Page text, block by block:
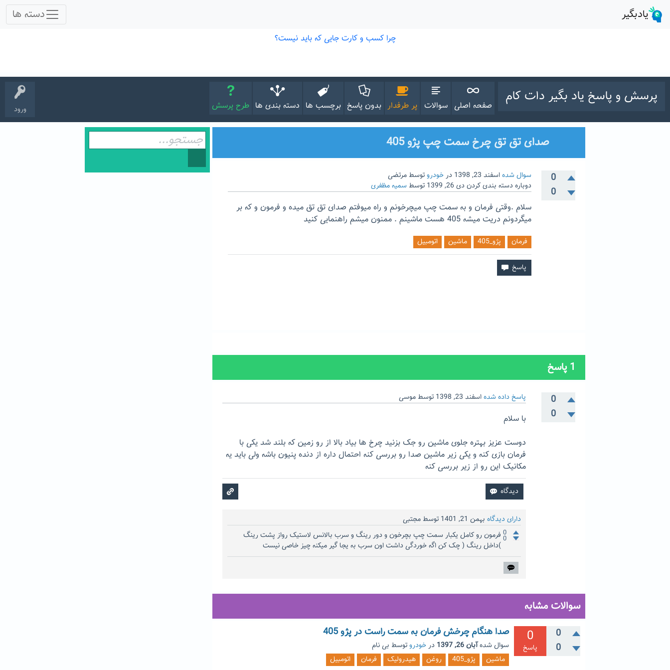
ورود
پرسش و پاسخ یاد بگیر دات کام
صفحه اصلی سوالات پر طرفدار بدون پاسخ برچسب ها دسته بندی ها طرح پرسش
صدای تق تق چرخ سمت چپ پژو 405
0
0
سوال شدهاسفند 23, 1398 درخودروتوسط مرتضی
دوباره دسته بندی کردن دی 26, 1399 توسط سمیه مظفری
سلام .وقتی فرمان و به سمت چپ میچرخونم و راه میوفتم صدای تق تق میده و فرمون و که بر
میگردونم دریت میشه 405 هست ماشینم . ممنون میشم راهنمایی کنید
فرمان پژو_405 ماشین اتومبیل
1پاسخ
0
0
پاسخ داده شدهاسفند 23, 1398 توسطموسی
با سلام
دوست عزیز بهتره جلوی ماشین رو جک بزنید چرخ ها بیاد بالا از رو زمین که بلند شد یکی با
فرمان بازی کنه و یکی زیر ماشین صدا رو بررسی کنه احتمال داره از دنده پنیون باشه ولی باید یه
مکانیک این رو از زیر بررسی کنه
دارای دیدگاه بهمن 21, 1401 توسطمجتبی
0
0 فرمون رو کامل یکبار سمت چپ بچرخون و دور رینگ و سرب بالانس لاستیک رواز پشت رینگ
)داخل رینگ ( چک کن اگه خوردگی داشت اون سرب به یجا گیر میکنه چیز خاصی نیست
سوالات مشابه
0
0
0
پاسخ
صدا هنگام چرخش فرمان به سمت راست در پژو 405
سوال شدهآبان 26, 1397 درخودروتوسط بی نام
ماشین
پژو_405 روغن هیدرولیک فرمان اتومبیل